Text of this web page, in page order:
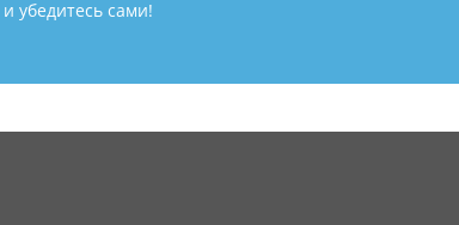
убедитесь сами!